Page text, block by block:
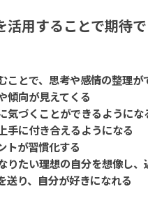
活用することで期待
ことで、思考や感情の整理が
傾向が見えてくる
気づくことができるようにな
手に付き合えるようになる
トが習慣化する
りたい理想の自分を想像し、
送り、自分が好きになれる